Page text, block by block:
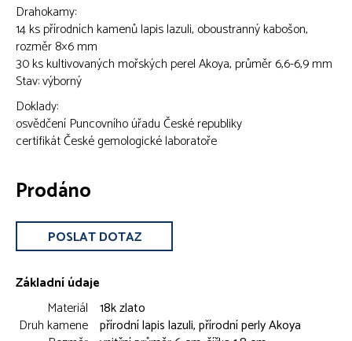
Drahokamy:
14 ks přírodních kamenů lapis lazuli, oboustranný kabošon,
rozměr 8×6 mm
30 ks kultivovaných mořských perel Akoya, průměr 6,6-6,9 mm
Stav: výborný
Doklady:
osvědčení Puncovního úřadu České republiky
certifikát České gemologické laboratoře
Prodáno
POSLAT DOTAZ
Základní údaje
Materiál 18k zlato
Druh kamene přírodní lapis lazuli, přírodní perly Akoya